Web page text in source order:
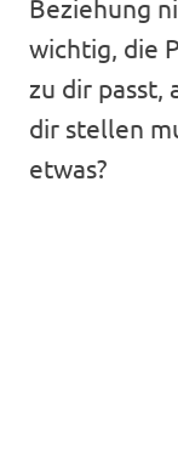
Beziehung
wichtig, die
zu dir passt,
dir stellen
etwas?